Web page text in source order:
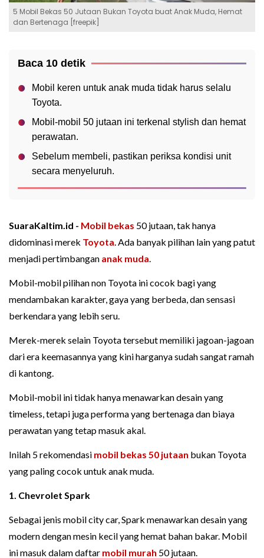
5 Mobil Bekas 50 Jutaan Bukan Toyota buat Anak Muda, Hemat
dan Bertenaga [freepik]
Baca 10 detik
Mobil keren untuk anak muda tidak harus selalu
Toyota.
Mobil-mobil 50 jutaan ini terkenal stylish dan hemat
perawatan.
Sebelum membeli, pastikan periksa kondisi unit
secara menyeluruh.
SuaraKaltim.id - Mobil bekas 50 jutaan, tak hanya
didominasi merek Toyota. Ada banyak pilihan lain yang patut
menjadi pertimbangan anak muda.
Mobil-mobil pilihan non Toyota ini cocok bagi yang
mendambakan karakter, gaya yang berbeda, dan sensasi
berkendara yang lebih seru.
Merek-merek selain Toyota tersebut memiliki jagoan-jagoan
dari era keemasannya yang kini harganya sudah sangat ramah
di kantong.
Mobil-mobil ini tidak hanya menawarkan desain yang
timeless, tetapi juga performa yang bertenaga dan biaya
perawatan yang tetap masuk akal.
Inilah 5 rekomendasi mobil bekas 50 jutaan bukan Toyota
yang paling cocok untuk anak muda.
1. Chevrolet Spark
Sebagai jenis mobil city car, Spark menawarkan desain yang
modern dengan mesin kecil yang hemat bahan bakar. Mobil
ini masuk dalam daftar mobil murah 50 jutaan.